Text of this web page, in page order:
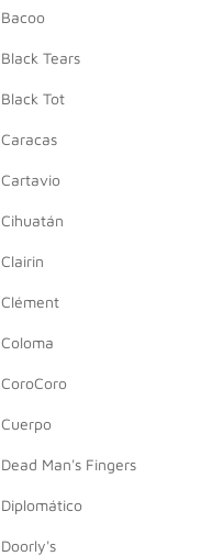
Bacoo
Black Tears
Black Tot
Caracas
Cartavio
Cihuatán
Clairin
Clément
Coloma
CoroCoro
Cuerpo
Dead Man's Fingers
Diplomático
Doorly's